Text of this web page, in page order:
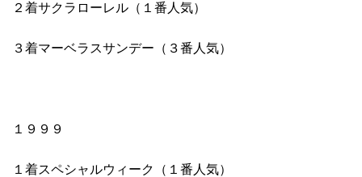
２着サクラローレル（１番人気）
３着マーベラスサンデー（３番人気）
１９９９
１着スペシャルウィーク（１番人気）